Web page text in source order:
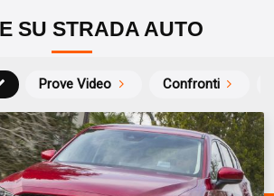
SU STRADA AUTO
Prove Video Confronti